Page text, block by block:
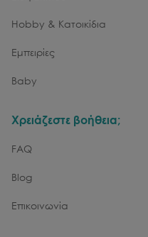
Hobby & Κατοικίδια
Εμπειρίες
Baby
Χρειάζεστε βοήθεια;
FAQ
Blog
Επικοινωνία